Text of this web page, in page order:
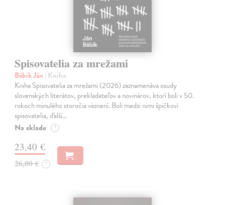
Spisovatelia za mrežami
Bábik Ján | Kniha
Kniha Spisovatelia za mrežami (2026) zaznamenáva osudy
slovenských literátov, prekladateľov a novinárov, ktorí boli v 50.
rokoch minulého storočia väznení. Boli medzi nimi špičkoví
spisovatelia, ďalší…
Na sklade ?
23,40 €
26,00 € ?